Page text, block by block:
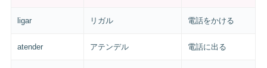
ligar リガル 電話をかける
atender アテンデル 電話に出る